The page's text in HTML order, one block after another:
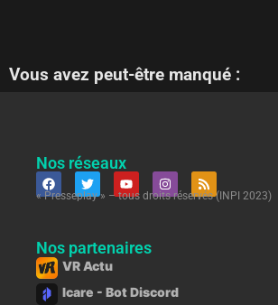
Vous avez peut-être manqué :
Nos réseaux
« Presseplay » – tous droits réservés (INPI 2023)
Nos partenaires
VR Actu
Icare - Bot Discord